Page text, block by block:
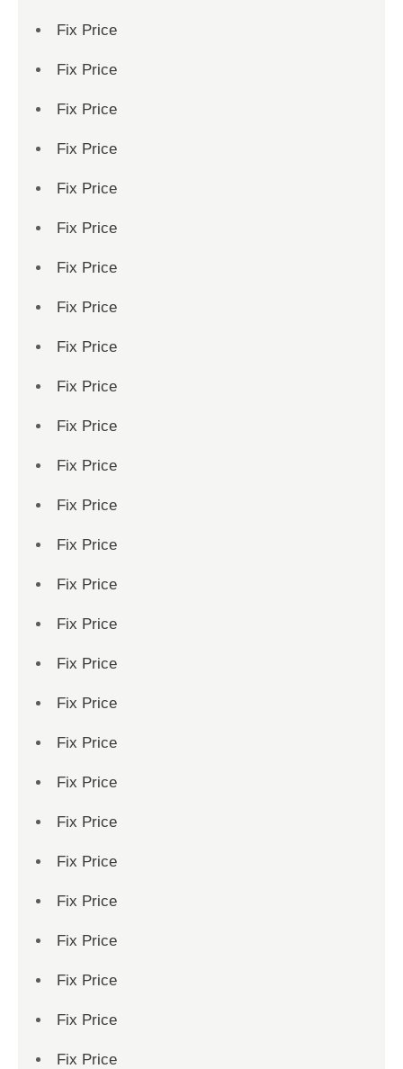
Fix Price
Fix Price
Fix Price
Fix Price
Fix Price
Fix Price
Fix Price
Fix Price
Fix Price
Fix Price
Fix Price
Fix Price
Fix Price
Fix Price
Fix Price
Fix Price
Fix Price
Fix Price
Fix Price
Fix Price
Fix Price
Fix Price
Fix Price
Fix Price
Fix Price
Fix Price
Fix Price